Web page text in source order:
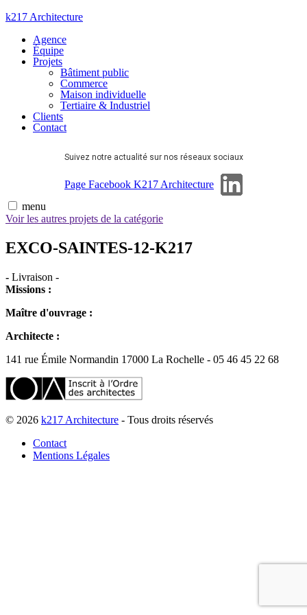
Aller
contenu
k217 Architecture
Agence
Équipe
Projets
Bâtiment public
Commerce
Maison individuelle
Tertiaire & Industriel
Clients
Contact
Suivez notre actualité sur nos réseaux sociaux
Page Facebook K217 Architecture
menu
Voir les autres projets de la catégorie
EXCO-SAINTES-12-K217
- Livraison -
Missions :
Maître d'ouvrage :
Architecte :
141 rue Émile Normandin 17000 La Rochelle - 05 46 45 22 68
© 2026 k217 Architecture - Tous droits réservés
Contact
Mentions Légales